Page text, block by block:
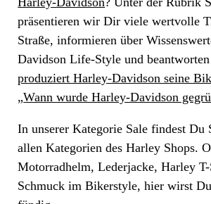
präsentieren wir Dir viele wertvolle
Straße, informieren über
Davidson Life-Style und
produziert Harley-Davidson seine
„Wann wurde Harley-Davidson
In unserer Kategorie Sale findest Du
allen Kategorien des Harley Shops.
Motorradhelm, Lederjacke, Harley
Schmuck im Bikerstyle, hier wirst